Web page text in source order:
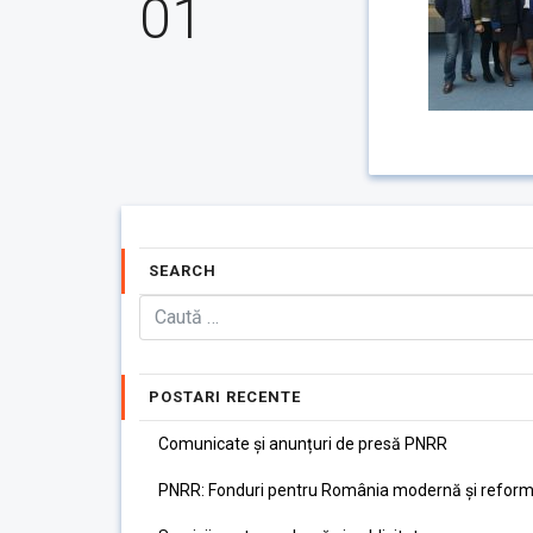
01
SEARCH
POSTARI RECENTE
Comunicate și anunțuri de presă PNRR
PNRR: Fonduri pentru România modernă și